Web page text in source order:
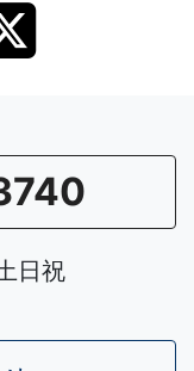
日祝